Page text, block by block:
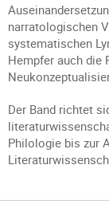
narratologischen
systematischen
Hempfer auch die
Der Band richtet
Philologie bis zur